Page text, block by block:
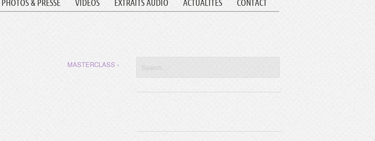
PHOTOS & PRESSE VIDÉOS EXTRAITS AUDIO ACTUALITÉS CONTACT
MASTERCLASS ›